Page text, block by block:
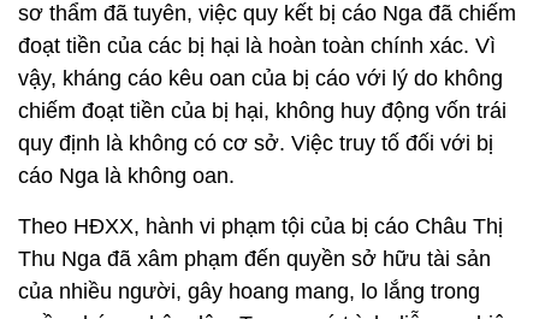
sơ thẩm đã tuyên, việc quy kết bị cáo Nga đã chiếm
đoạt tiền của các bị hại là hoàn toàn chính xác. Vì
vậy, kháng cáo kêu oan của bị cáo với lý do không
chiếm đoạt tiền của bị hại, không huy động vốn trái
quy định là không có cơ sở. Việc truy tố đối với bị
cáo Nga là không oan.
Theo HĐXX, hành vi phạm tội của bị cáo Châu Thị
Thu Nga đã xâm phạm đến quyền sở hữu tài sản
của nhiều người, gây hoang mang, lo lắng trong